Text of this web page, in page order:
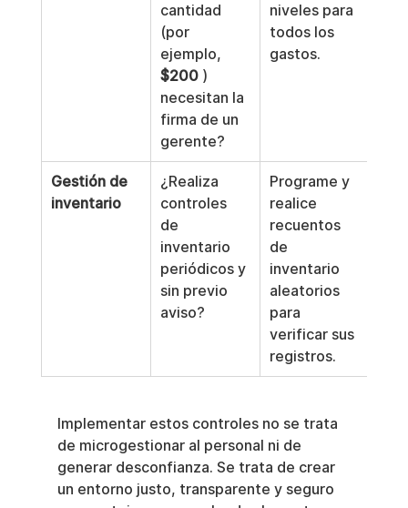
cantidad
(por
ejemplo,
$200 )
necesitan la
firma de un
gerente?
niveles para
todos los
gastos.
Gestión de
inventario
¿Realiza
controles
de
inventario
periódicos y
sin previo
aviso?
Programe y
realice
recuentos
de
inventario
aleatorios
para
verificar sus
registros.
Implementar estos controles no se trata
de microgestionar al personal ni de
generar desconfianza. Se trata de crear
un entorno justo, transparente y seguro